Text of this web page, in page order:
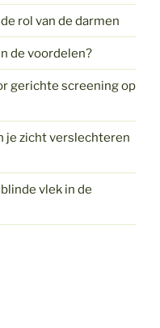
rol van de darmen
de voordelen?
gerichte screening op
je zicht verslechteren
vlek in de